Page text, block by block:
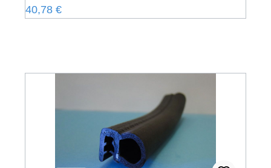
Regulärer Preis:
40,78 €